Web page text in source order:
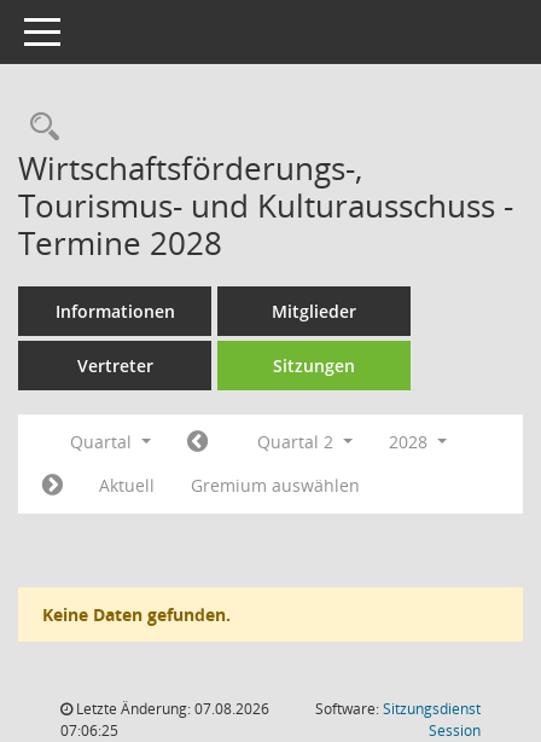
Toggle navigation
Rechercheauswahl
Wirtschaftsförderungs-,
Tourismus- und Kulturausschuss -
Termine 2028
Informationen Mitglieder
Vertreter Sitzungen
Quartal Quartal 2
2028
Aktuell
Gremium auswählen
Keine Daten gefunden.
Letzte Änderung: 07.08.2026
07:06:25
Software:Sitzungsdienst
Session(Wird in